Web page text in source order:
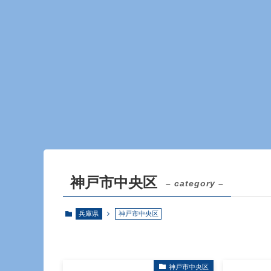
神戸市中央区 – category –
兵庫県 神戸市中央区
神戸市中央区